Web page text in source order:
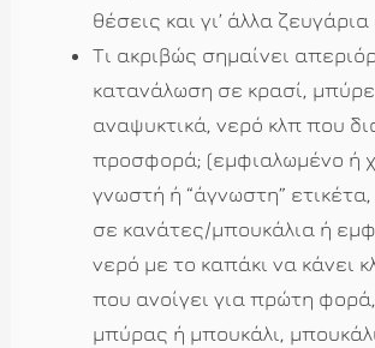
θέσεις και γι’ άλλα
Τι ακριβώς σημαίνει
κατανάλωση σε κρασί,
αναψυκτικά, νερό κλπ που
προσφορά; (εμφιαλωμένο ή
γνωστή ή “άγνωστη”
σε κανάτες/μπουκάλια ή
νερό με το καπάκι να κάνει
που ανοίγει για πρώτη
μπύρας ή μπουκάλι,